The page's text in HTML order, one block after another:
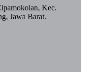
Kec.
Jawa Barat.